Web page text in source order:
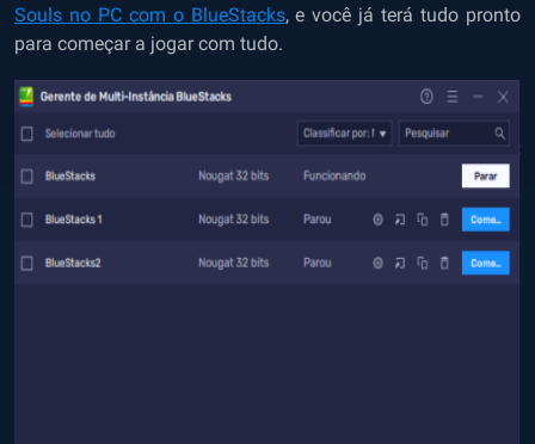
Souls no PC com o BlueStacks,e você já terá tudo pronto
para começar a jogar com tudo.